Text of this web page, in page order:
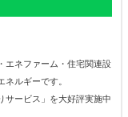
エネファーム・住宅関連設
ルギーです。
サービス」を大好評実施中